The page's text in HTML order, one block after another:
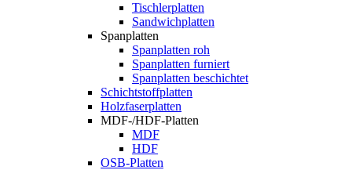
Tischlerplatten
Sandwichplatten
Spanplatten
Spanplatten roh
Spanplatten furniert
Spanplatten beschichtet
Schichtstoffplatten
Holzfaserplatten
MDF-/HDF-Platten
MDF
HDF
OSB-Platten